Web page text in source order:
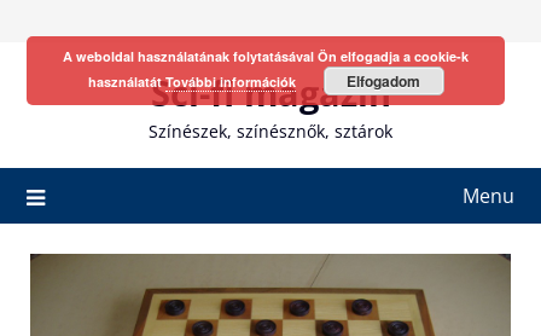
Sci-fi magazin
Színészek, színésznők, sztárok
Menu
A weboldal használatának folytatásával Ön elfogadja a cookie-k
használatátTovábbi információk Elfogadom